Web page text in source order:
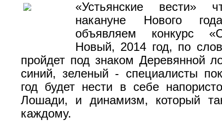
«Устьянские вести»
накануне Нового
объявляем конкурс
Новый, 2014 год, по
пройдет под знаком Деревянной
синий, зеленый - специалисты
год будет нести в себе
Лошади, и динамизм, который
каждому.